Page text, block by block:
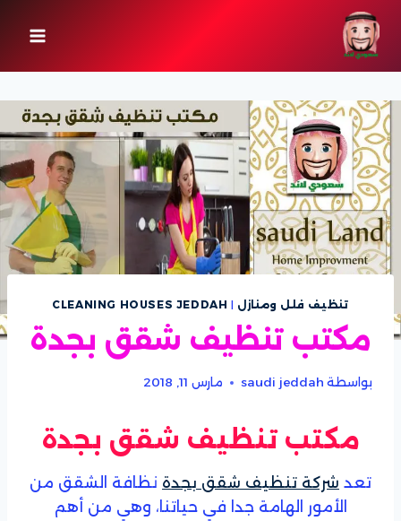
التجاوز
إلى
المحتوى
تنظيف فلل ومنازل |
CLEANING HOUSES JEDDAH
مكتب تنظيف شقق بجدة
بواسطة saudi jeddah مارس 11, 2018
مكتب تنظيف شقق بجدة
تعد شركة تنظيف شقق بجدة نظافة الشقق من
الأمور الهامة جدا في حياتنا، وهي من أهم